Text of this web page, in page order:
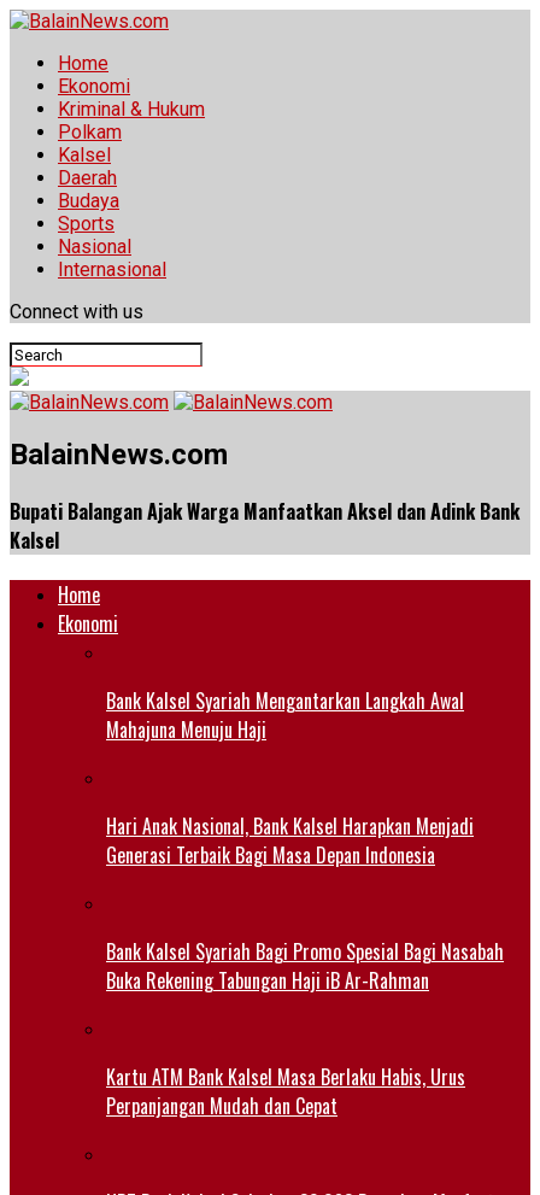
Home
Ekonomi
Kriminal & Hukum
Polkam
Kalsel
Daerah
Budaya
Sports
Nasional
Internasional
Connect with us
BalainNews.com
Bupati Balangan Ajak Warga Manfaatkan Aksel dan Adink Bank
Kalsel
Home
Ekonomi
Bank Kalsel Syariah Mengantarkan Langkah Awal
Mahajuna Menuju Haji
Hari Anak Nasional, Bank Kalsel Harapkan Menjadi
Generasi Terbaik Bagi Masa Depan Indonesia
Bank Kalsel Syariah Bagi Promo Spesial Bagi Nasabah
Buka Rekening Tabungan Haji iB Ar-Rahman
Kartu ATM Bank Kalsel Masa Berlaku Habis, Urus
Perpanjangan Mudah dan Cepat